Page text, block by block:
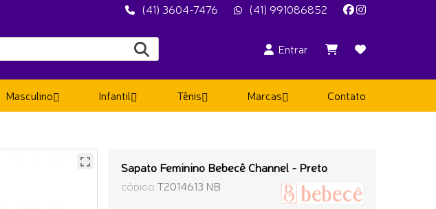
(41) 3604-7476 (41) 991086852
Entrar
Masculino Infantil Tênis Marcas Contato
Sapato Feminino Bebecê Channel - Preto
CÓDIGO T2014613 NB